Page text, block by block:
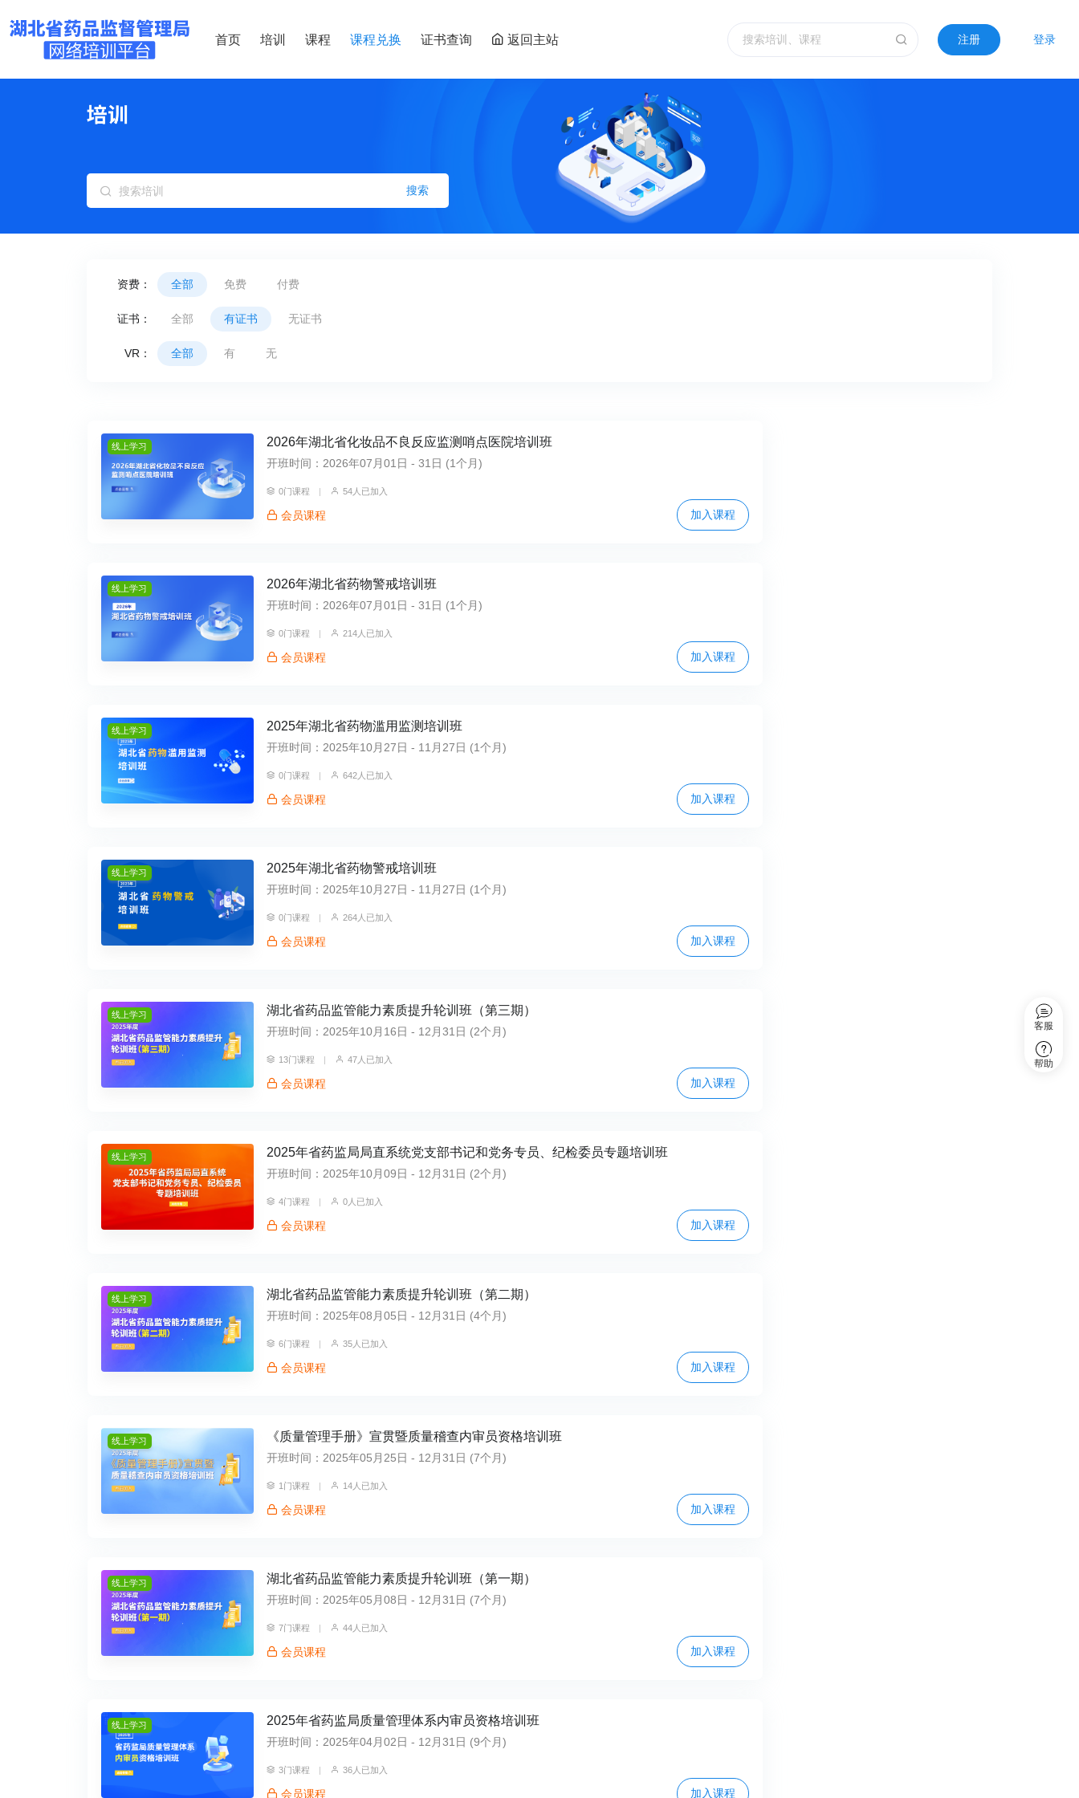
首页 培训 课程 课程兑换 证书查询 返回主站 注册 登录
客服
帮助
搜索
资费： 全部 免费 付费
证书： 全部 有证书 无证书
VR： 全部 有 无
线上学习 2026年湖北省化妆品不良反应监测哨点医院培训班
开班时间：2026年07月01日 - 31日 (1个月)
0门课程 54人已加入
会员课程 加入课程
线上学习 2026年湖北省药物警戒培训班
开班时间：2026年07月01日 - 31日 (1个月)
0门课程 214人已加入
会员课程 加入课程
线上学习 2025年湖北省药物滥用监测培训班
开班时间：2025年10月27日 - 11月27日 (1个月)
0门课程 642人已加入
会员课程 加入课程
线上学习 2025年湖北省药物警戒培训班
开班时间：2025年10月27日 - 11月27日 (1个月)
0门课程 264人已加入
会员课程 加入课程
线上学习 湖北省药品监管能力素质提升轮训班（第三期）
开班时间：2025年10月16日 - 12月31日 (2个月)
13门课程 47人已加入
会员课程 加入课程
线上学习 2025年省药监局局直系统党支部书记和党务专员、纪检委员专题培训班
开班时间：2025年10月09日 - 12月31日 (2个月)
4门课程 0人已加入
会员课程 加入课程
线上学习 湖北省药品监管能力素质提升轮训班（第二期）
开班时间：2025年08月05日 - 12月31日 (4个月)
6门课程 35人已加入
会员课程 加入课程
线上学习 《质量管理手册》宣贯暨质量稽查内审员资格培训班
开班时间：2025年05月25日 - 12月31日 (7个月)
1门课程 14人已加入
会员课程 加入课程
线上学习 湖北省药品监管能力素质提升轮训班（第一期）
开班时间：2025年05月08日 - 12月31日 (7个月)
7门课程 44人已加入
会员课程 加入课程
线上学习 2025年省药监局质量管理体系内审员资格培训班
开班时间：2025年04月02日 - 12月31日 (9个月)
3门课程 36人已加入
会员课程 加入课程